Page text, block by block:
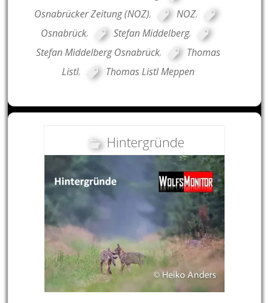
Osnabrücker Zeitung (NOZ), NOZ,
Osnabrück, Stefan Middelberg,
Stefan Middelberg Osnabrück,
Thomas
Listl, Thomas Listl Meppen
Hintergründe